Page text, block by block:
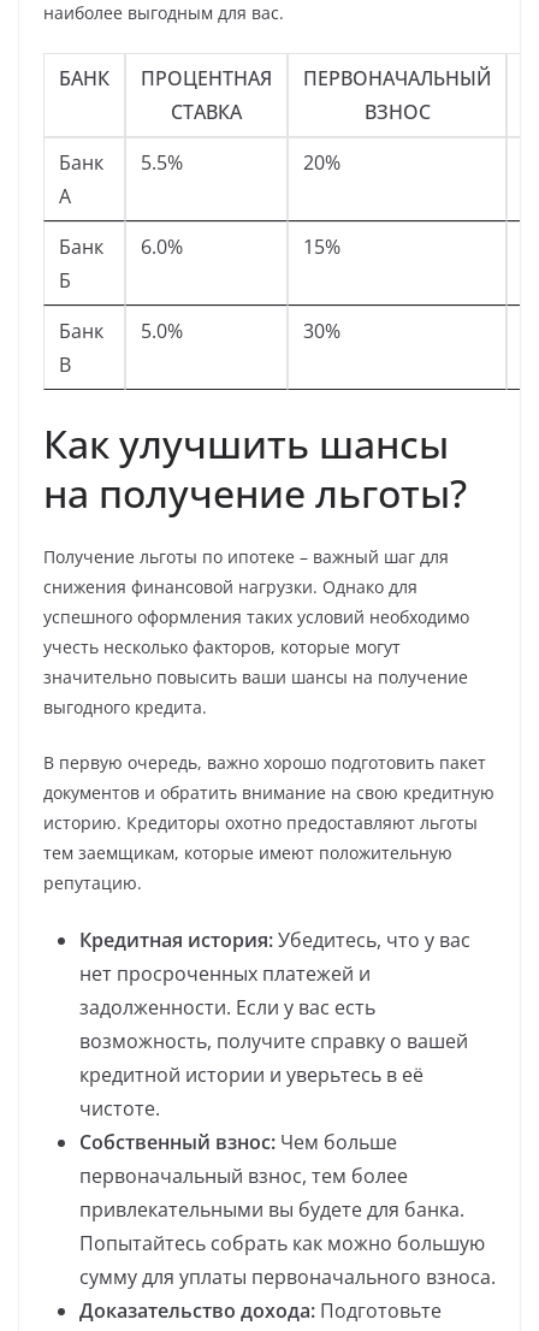
наиболее выгодным для вас.
БАНК
ПРОЦЕНТНАЯ
СТАВКА
ПЕРВОНАЧАЛЬНЫЙ
ВЗНОС
Банк
А
5.5% 20%
Банк
Б
6.0% 15%
Банк
В
5.0% 30%
Как улучшить шансы
на получение льготы?
Получение льготы по ипотеке – важный шаг для
снижения финансовой нагрузки. Однако для
успешного оформления таких условий необходимо
учесть несколько факторов, которые могут
значительно повысить ваши шансы на получение
выгодного кредита.
В первую очередь, важно хорошо подготовить пакет
документов и обратить внимание на свою кредитную
историю. Кредиторы охотно предоставляют льготы
тем заемщикам, которые имеют положительную
репутацию.
Кредитная история:Убедитесь, что у вас
нет просроченных платежей и
задолженности. Если у вас есть
возможность, получите справку о вашей
кредитной истории и уверьтесь в её
чистоте.
Собственный взнос: Чем больше
первоначальный взнос, тем более
привлекательными вы будете для банка.
Попытайтесь собрать как можно большую
сумму для уплаты первоначального взноса.
Доказательство дохода: Подготовьте